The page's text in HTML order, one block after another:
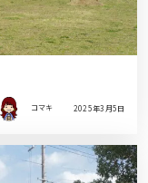
コマキ 2025年3月5日